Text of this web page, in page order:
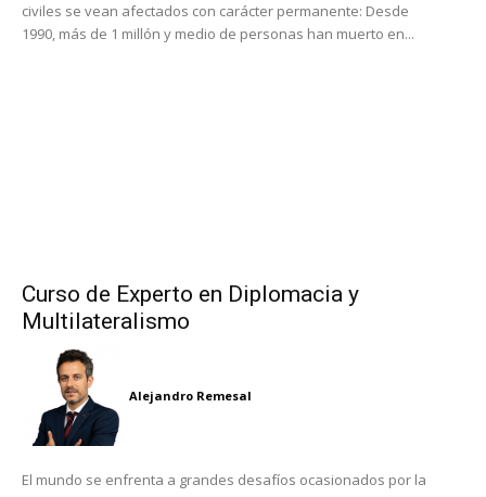
civiles se vean afectados con carácter permanente: Desde
1990, más de 1 millón y medio de personas han muerto en...
Curso de Experto en Diplomacia y
Multilateralismo
Alejandro Remesal
El mundo se enfrenta a grandes desafíos ocasionados por la